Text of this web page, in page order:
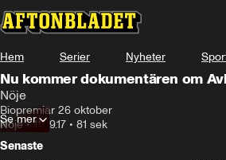
Hem Serier Nyheter
Nu kommer dokumentären om
Nöje
Biopremiär 26 oktober
Nöje•11.09.17 • 81 sek
Se mer
Senaste